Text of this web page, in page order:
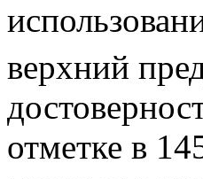
верхний
отметке в